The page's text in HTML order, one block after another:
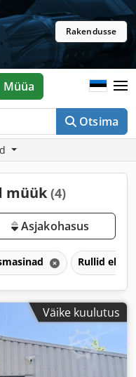
Rakendusse
Otsima
Müüa
müük (4)
Asjakohasus
Rullid
Väike kuulutus